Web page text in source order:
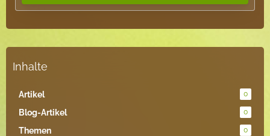
Inhalte
Artikel 0
Blog-Artikel 0
Themen 0